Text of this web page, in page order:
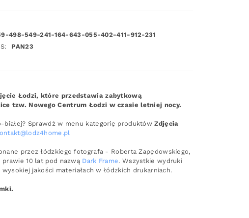
498-549-241-164-643-055-402-411-912-231
PAN23
Łodzi, które przedstawia zabytkową
tzw. Nowego Centrum Łodzi w czasie letniej nocy.
białej? Sprawdź w menu kategorię produktówZdjęcia
przez łódzkiego fotografa - Roberta Zapędowskiego,
10 lat pod nazwą Dark Frame. Wszystkie wydruki
jakości materiałach w łódzkich drukarniach.